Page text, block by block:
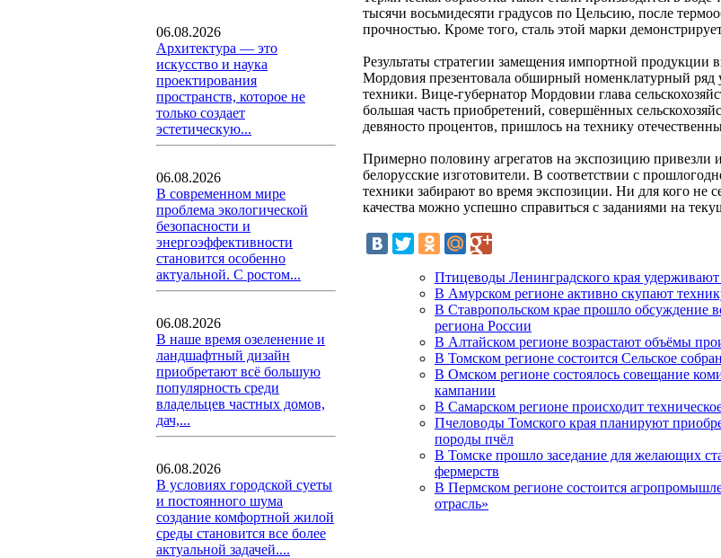
06.08.2026
Архитектура — это
искусство и наука
проектирования
пространств, которое не
только создает
эстетическую...
06.08.2026
В современном мире
проблема экологической
безопасности и
энергоэффективности
становится особенно
актуальной. С ростом...
06.08.2026
В наше время озеленение и
ландшафтный дизайн
приобретают всё большую
популярность среди
владельцев частных домов,
дач,...
06.08.2026
В условиях городской суеты
и постоянного шума
создание комфортной жилой
среды становится все более
актуальной задачей....
тысячи восьмидесяти градусов по Цельсию, после
прочностью. Кроме того, сталь этой марки
Результаты стратегии замещения импортной
Мордовия презентовала обширный номенклатурный ряд
техники. Вице-губернатор Мордовии глава
большая часть приобретений, совершённых
девяносто процентов, пришлось на технику
Примерно половину агрегатов на экспозицию привезли
белорусские изготовители. В соответствии с
техники забирают во время экспозиции. Ни для кого не
качества можно успешно справиться с заданиями на
Птицеводы Ленинградского края
В Амурском регионе активно скупают
В Ставропольском крае прошло обсуждение
региона России
В Алтайском регионе возрастают объёмы
В Томском регионе состоится Сельское
В Омском регионе состоялось совещание
кампании
В Самарском регионе происходит
Пчеловоды Томского края планируют
породы пчёл
В Томске прошло заседание для желающих
фермерств
В Пермском регионе состоится
отрасль»